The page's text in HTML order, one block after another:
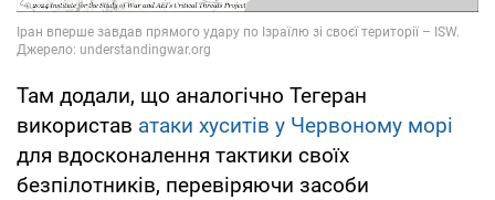
Там додали, що аналогічно Тегеран
використав атаки хуситів у Червоному морі
для вдосконалення тактики своїх
безпілотників, перевіряючи засоби